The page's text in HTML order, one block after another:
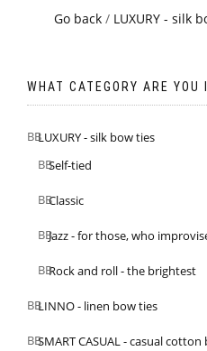
Go back/ LUXURY - silk
WHAT CATEGORY ARE YOU
LUXURY - silk bow ties
Self-tied
Classic
Jazz - for those, who
Rock and roll - the brightest
LINNO - linen bow ties
SMART CASUAL - casual